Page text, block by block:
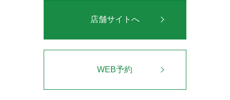
店舗サイトへ
WEB予約